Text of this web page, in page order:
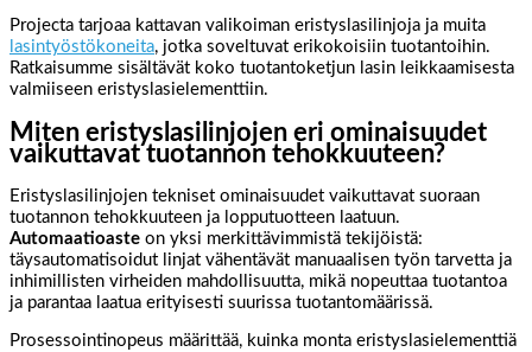
Projecta tarjoaa kattavan valikoiman eristyslasilinjoja ja muita
lasintyöstökoneita, jotka soveltuvat erikokoisiin tuotantoihin.
Ratkaisumme sisältävät koko tuotantoketjun lasin leikkaamisesta
valmiiseen eristyslasielementtiin.
Miten eristyslasilinjojen eri ominaisuudet
vaikuttavat tuotannon tehokkuuteen?
Eristyslasilinjojen tekniset ominaisuudet vaikuttavat suoraan
tuotannon tehokkuuteen ja lopputuotteen laatuun.
Automaatioaste on yksi merkittävimmistä tekijöistä:
täysautomatisoidut linjat vähentävät manuaalisen työn tarvetta ja
inhimillisten virheiden mahdollisuutta, mikä nopeuttaa tuotantoa
ja parantaa laatua erityisesti suurissa tuotantomäärissä.
Prosessointinopeus määrittää, kuinka monta eristyslasielementtiä